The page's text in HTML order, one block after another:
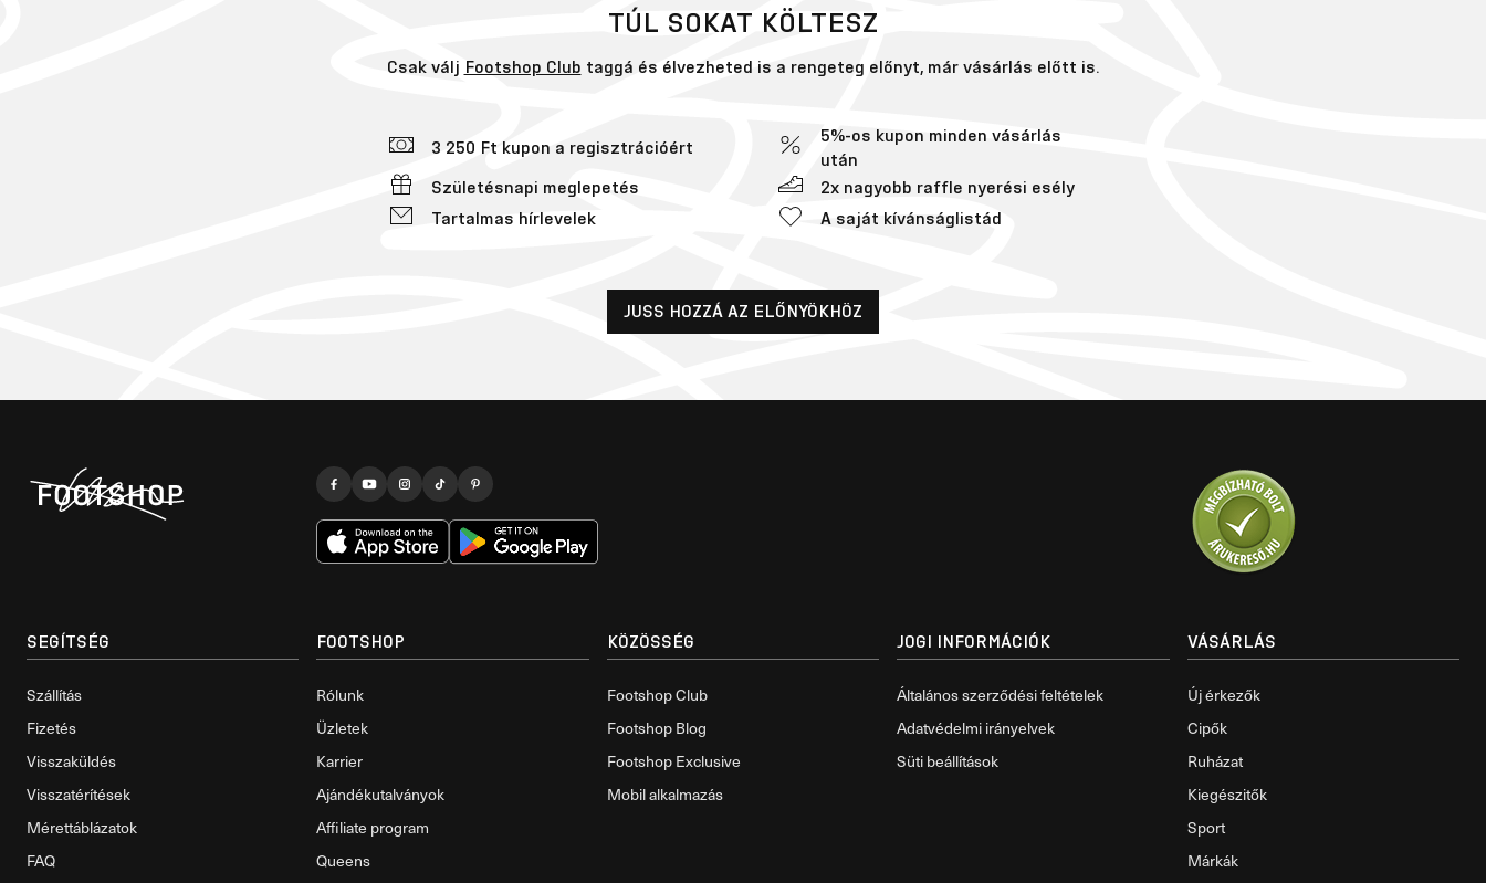
TÚL SOKAT KÖLTESZ
Csak válj Footshop Club taggá és élvezheted is a rengeteg előnyt, már vásárlás előtt is.
3 250 Ft kupon a regisztrációért
5%-os kupon minden vásárlás
után
Születésnapi meglepetés
2x nagyobb raffle nyerési esély
Tartalmas hírlevelek
A saját kívánságlistád
JUSS HOZZÁ AZ ELŐNYÖKHÖZ
SEGÍTSÉG
Szállítás
Fizetés
Visszaküldés
Visszatérítések
Mérettáblázatok
FAQ
FOOTSHOP
Rólunk
Üzletek
Karrier
Ajándékutalványok
Affiliate program
Queens
KÖZÖSSÉG
Footshop Club
Footshop Blog
Footshop Exclusive
Mobil alkalmazás
JOGI INFORMÁCIÓK
Általános szerződési feltételek
Adatvédelmi irányelvek
Süti beállítások
VÁSÁRLÁS
Új érkezők
Cipők
Ruházat
Kiegészitők
Sport
Márkák